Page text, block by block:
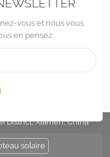
vous et nous vous
en pensez.
District, Xiamen, China
solaire